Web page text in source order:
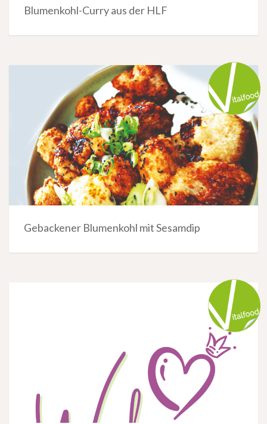
Blumenkohl-Curry aus der HLF
Gebackener Blumenkohl mit Sesamdip